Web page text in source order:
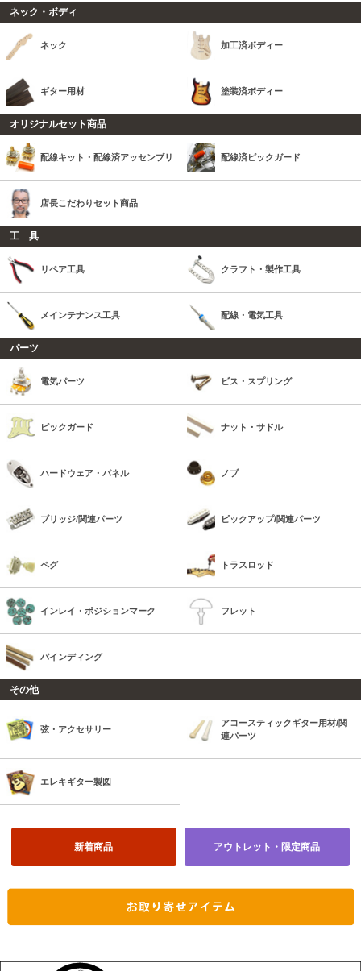
ネック・ボディ
ネック 加工済ボディー
ギター用材 塗装済ボディー
オリジナルセット商品
配線キット・配線済アッセンブリ 配線済ピックガード
店長こだわりセット商品
工 具
リペア工具 クラフト・製作工具
メインテナンス工具 配線・電気工具
パーツ
電気パーツ ビス・スプリング
ピックガード ナット・サドル
ハードウェア・パネル ノブ
ブリッジ/関連パーツ ピックアップ/関連パーツ
ペグ トラスロッド
インレイ・ポジションマーク フレット
バインディング
その他
弦・アクセサリー
アコースティックギター用材/関
連パーツ
エレキギター製図
新着商品 アウトレット・限定商品